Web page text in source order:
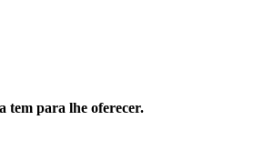
tem para lhe oferecer.